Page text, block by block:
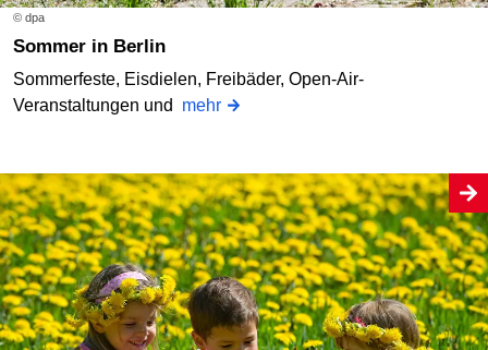
© dpa
Sommer in Berlin
Sommerfeste, Eisdielen, Freibäder, Open-Air-
Veranstaltungen und mehr